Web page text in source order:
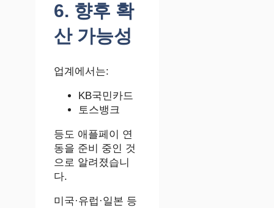
6. 향후 확
산 가능성
업계에서는:
KB국민카드
토스뱅크
등도 애플페이 연
동을 준비 중인 것
으로 알려졌습니
다.
미국·유럽·일본 등